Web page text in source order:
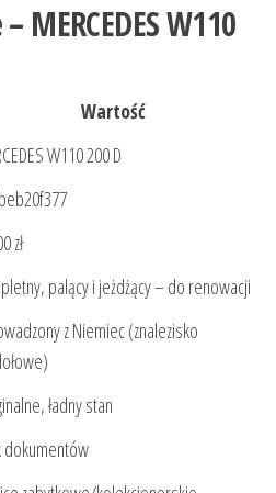
MERCEDES W110
Wartość
W110 200 D
zł
palący i jeżdżący – do renowacji
z Niemiec (znalezisko
ładny stan
dokumentów